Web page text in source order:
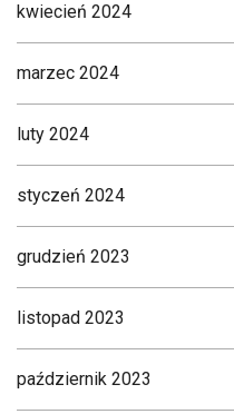
kwiecień 2024
marzec 2024
luty 2024
styczeń 2024
grudzień 2023
listopad 2023
październik 2023